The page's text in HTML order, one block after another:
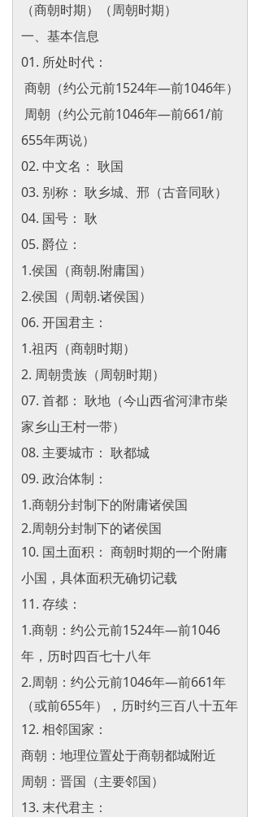
（商朝时期）（周朝时期）
一、基本信息
01. 所处时代：
商朝（约公元前1524年—前1046年）
周朝（约公元前1046年—前661/前
655年两说）
02. 中文名： 耿国
03. 别称： 耿乡城、邢（古音同耿）
04. 国号： 耿
05. 爵位：
1.侯国（商朝.附庸国）
2.侯国（周朝.诸侯国）
06. 开国君主：
1.祖丙（商朝时期）
2. 周朝贵族（周朝时期）
07. 首都： 耿地（今山西省河津市柴
家乡山王村一带）
08. 主要城市： 耿都城
09. 政治体制：
1.商朝分封制下的附庸诸侯国
2.周朝分封制下的诸侯国
10. 国土面积： 商朝时期的一个附庸
小国，具体面积无确切记载
11. 存续：
1.商朝：约公元前1524年—前1046
年，历时四百七十八年
2.周朝： 约公元前1046年—前661年
（或前655年），历时约三百八十五年
12. 相邻国家：
商朝：地理位置处于商朝都城附近
周朝： 晋国（主要邻国）
13. 末代君主：